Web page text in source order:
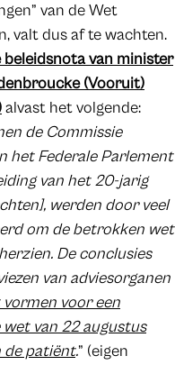
van de Wet
valt dus af te wachten.
beleidsnota van minister
(Vooruit)
alvast het volgende:
de Commissie
het Federale Parlement
van het 20-jarig
werden door veel
om de betrokken wet
De conclusies
van adviesorganen
voor een
van 22 augustus
de patiënt.” (eigen